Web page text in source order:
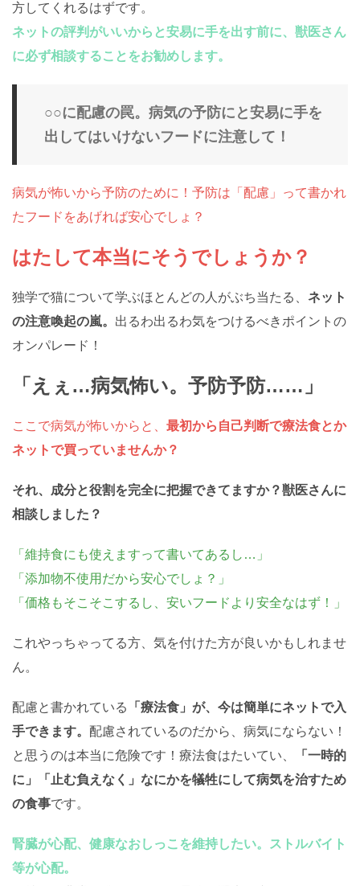
方してくれるはずです。
ネットの評判がいいからと安易に手を出す前に、獣医さん
に必ず相談することをお勧めします。
○○に配慮の罠。病気の予防にと安易に手を
出してはいけないフードに注意して！
病気が怖いから予防のために！予防は「配慮」って書かれ
たフードをあげれば安心でしょ？
はたして本当にそうでしょうか？
独学で猫について学ぶほとんどの人がぶち当たる、 ネット
の注意喚起の嵐。 出るわ出るわ気をつけるべきポイントの
オンパレード！
「えぇ…病気怖い。予防予防……」
ここで病気が怖いからと、 最初から自己判断で療法食とか
ネットで買っていませんか？
それ、成分と役割を完全に把握できてますか？獣医さんに
相談しました？
「維持食にも使えますって書いてあるし…」
「添加物不使用だから安心でしょ？」
「価格もそこそこするし、安いフードより安全なはず！」
これやっちゃってる方、気を付けた方が良いかもしれませ
ん。
配慮と書かれている
「療法食」が、今は簡単にネットで入
手できます。 配慮されているのだから、病気にならない！
と思うのは本当に危険です！療法食はたいてい、
「一時的
に」「止む負えなく」なにかを犠牲にして病気を治すため
の食事です。
腎臓が心配、健康なおしっこを維持したい。ストルバイト
等が心配。